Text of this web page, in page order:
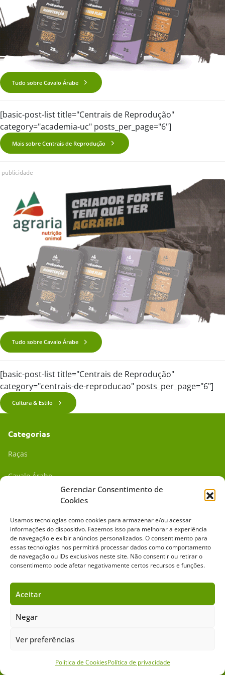
Gerenciar Consentimento de
Cookies
Usamos tecnologias como cookies para armazenar e/ou acessar
informações do dispositivo. Fazemos isso para melhorar a experiência
de navegação e exibir anúncios personalizados. O consentimento para
essas tecnologias nos permitirá processar dados como comportamento
de navegação ou IDs exclusivos neste site. Não consentir ou retirar o
consentimento pode afetar negativamente certos recursos e funções.
Aceitar
Negar
Ver preferências
Política de CookiesPolítica de privacidade
Tudo sobre Cavalo Árabe
[basic-post-list title="Centrais de Reprodução"
category="academia-uc" posts_per_page="6"]
Mais sobre Centrais de Reprodução
publicidade
Tudo sobre Cavalo Árabe
[basic-post-list title="Centrais de Reprodução"
category="centrais-de-reproducao" posts_per_page="6"]
Cultura & Estilo
Categorias
Raças
Cavalo Árabe
Geral
Cultura & Estilo
Cavalgadas Brasil
Centrais de Reprodução
Saúde Animal